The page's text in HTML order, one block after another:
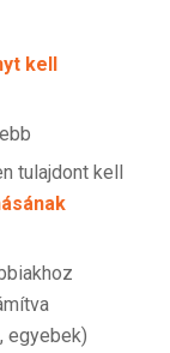
kell
tulajdont kell
egyebek)